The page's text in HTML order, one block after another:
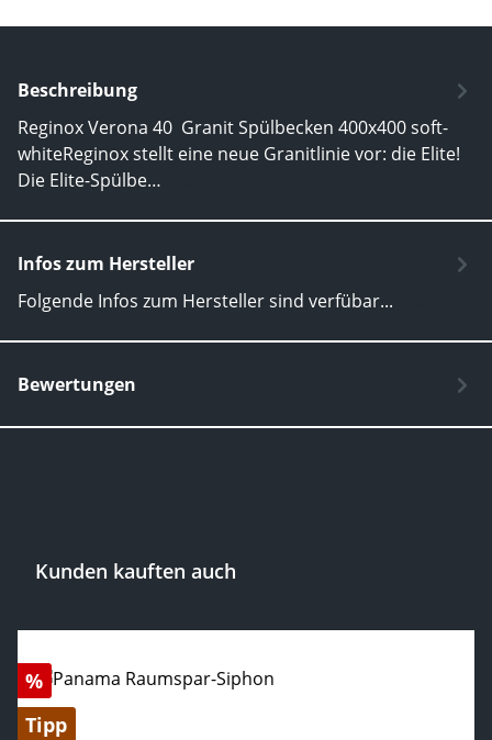
Beschreibung
Reginox Verona 40 Granit Spülbecken 400x400 soft-
whiteReginox stellt eine neue Granitlinie vor: die Elite!
Die Elite-Spülbe…
Infos zum Hersteller
Folgende Infos zum Hersteller sind verfübar...
Bewertungen
Kunden kauften auch
Rabatt
%
Tipp